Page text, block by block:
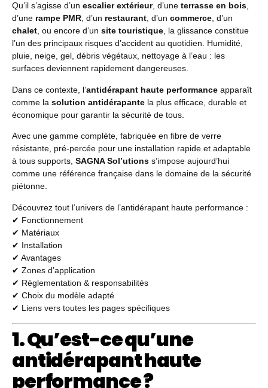
Qu’il s’agisse d’un escalier extérieur, d’une terrasse en bois,
d’une rampe PMR, d’un restaurant, d’un commerce, d’un
chalet, ou encore d’un site touristique, la glissance constitue
l’un des principaux risques d’accident au quotidien. Humidité,
pluie, neige, gel, débris végétaux, nettoyage à l’eau : les
surfaces deviennent rapidement dangereuses.
Dans ce contexte, l’antidérapant haute performance apparaît
comme la solution antidérapante la plus efficace, durable et
économique pour garantir la sécurité de tous.
Avec une gamme complète, fabriquée en fibre de verre
résistante, pré-percée pour une installation rapide et adaptable
à tous supports, SAGNA Sol’utions s’impose aujourd’hui
comme une référence française dans le domaine de la sécurité
piétonne.
Découvrez tout l’univers de l’antidérapant haute performance :
✔ Fonctionnement
✔ Matériaux
✔ Installation
✔ Avantages
✔ Zones d’application
✔ Réglementation & responsabilités
✔ Choix du modèle adapté
✔ Liens vers toutes les pages spécifiques
1. Qu’est-ce qu’une
antidérapant haute
performance ?